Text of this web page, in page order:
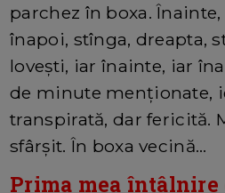
parchez în boxa.
înapoi, stînga, dreapta,
lovești, iar înainte, iar
de minute menționate,
transpirată, dar fericită.
sfârșit. În boxa vecină...
Prima mea